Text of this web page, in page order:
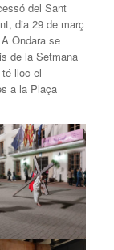
del Sant
dia 29 de març
Ondara se
de la Setmana
té lloc el
a la Plaça